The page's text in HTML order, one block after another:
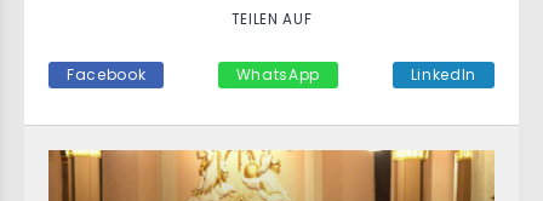
TEILEN AUF
Facebook WhatsApp LinkedIn